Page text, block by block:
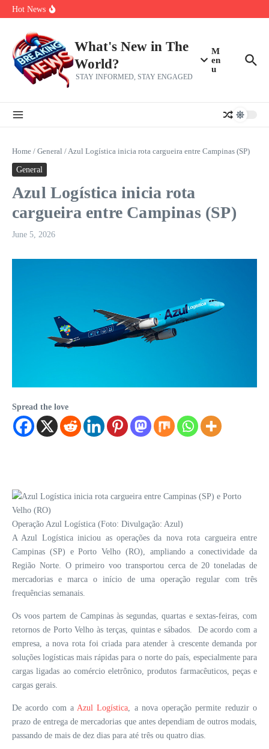
Skip to content
Hot News
Protect College Sports Act debate has ‘failed’ to listen to Black
perennial All-Star on the Warriors
What's New in The
World?
STAY INFORMED, STAY ENGAGED
M
en
u
Home / General /Azul Logística inicia rota cargueira entre Campinas (SP)
General
Azul Logística inicia rota
cargueira entre Campinas (SP)
June 5, 2026
Spread the love
Operação Azul Logística (Foto: Divulgação: Azul)
A Azul Logística iniciou as operações da nova rota cargueira entre
Campinas (SP) e Porto Velho (RO), ampliando a conectividade da
Região Norte. O primeiro voo transportou cerca de 20 toneladas de
mercadorias e marca o início de uma operação regular com três
frequências semanais.
Os voos partem de Campinas às segundas, quartas e sextas-feiras, com
retornos de Porto Velho às terças, quintas e sábados.
De acordo com a
empresa, a nova rota foi criada para atender à crescente demanda por
soluções logísticas mais rápidas para o norte do país, especialmente para
cargas ligadas ao comércio eletrônico, produtos farmacêuticos, peças e
cargas gerais.
De acordo com a Azul Logística, a nova operação permite reduzir o
prazo de entrega de mercadorias que antes dependiam de outros modais,
passando de mais de dez dias para até três ou quatro dias.